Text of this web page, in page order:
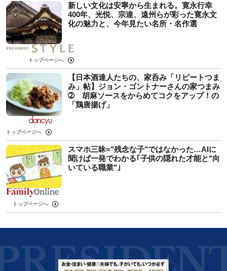
新しい文化は安寧から生まれる。寛永行幸
400年、光悦、宗達、遠州らが彩った寛永文
化の魅力と、今年見たい名所・名作選
トップページへ
【日本酒達人たちの、家呑み「リピートつま
み」帖】ジョン・ゴントナーさんの家つまみ
➁ 胡麻ソースをからめてコクをアップ！の
「鶏唐揚げ」
トップページへ
スマホ三昧="残念な子"ではなかった…AIに
聞けば一発でわかる｢子供の隠れた才能と"向
いている職業"｣
トップページへ